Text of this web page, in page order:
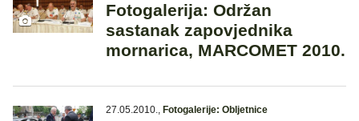
Fotogalerija: Održan
sastanak zapovjednika
mornarica, MARCOMET 2010.
27.05.2010., Fotogalerije: Obljetnice